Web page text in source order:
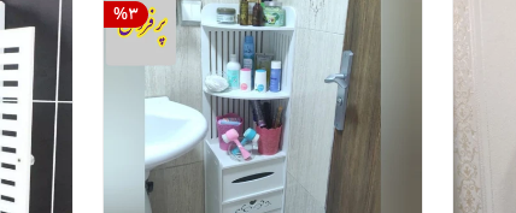
%3